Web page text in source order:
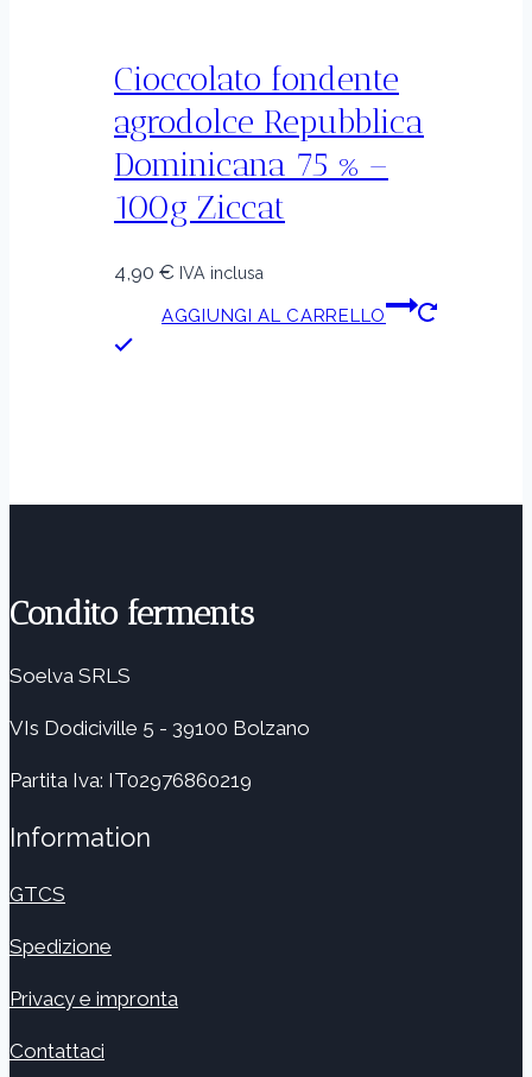
Cioccolato fondente
agrodolce Repubblica
Dominicana 75 % –
100g Ziccat
4,90 € IVA inclusa
AGGIUNGI AL CARRELLO
Condito ferments
Soelva SRLS
VIs Dodiciville 5 - 39100 Bolzano
Partita Iva: IT02976860219
Information
GTCS
Spedizione
Privacy e impronta
Contattaci